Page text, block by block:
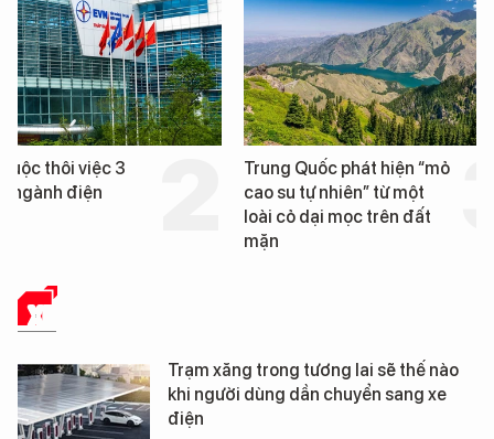
Trung Quốc phát hiện “mỏ
cao su tự nhiên” từ một
Loạt dự án bất động
Đà Nẵng sắp bị kiểm
XE
Trạm xăng trong tương lai sẽ thế nào
khi người dùng dần chuyển sang xe
điện